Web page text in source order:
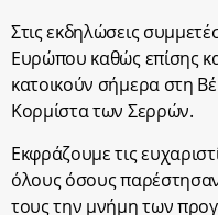
Στις εκδηλώσεις
Ευρώπου καθώς επίσης
κατοικούν σήμερα στη
Κορμίστα των Σερρών.
Εκφράζουμε τις
όλους όσους
τους την μνήμη των